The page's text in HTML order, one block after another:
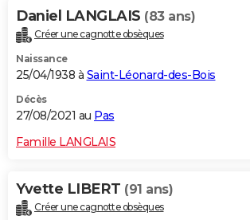
Daniel LANGLAIS (83 ans)
Créer une cagnotte obsèques
Naissance
25/04/1938 à Saint-Léonard-des-Bois
Décès
27/08/2021 au Pas
Famille LANGLAIS
Yvette LIBERT (91 ans)
Créer une cagnotte obsèques